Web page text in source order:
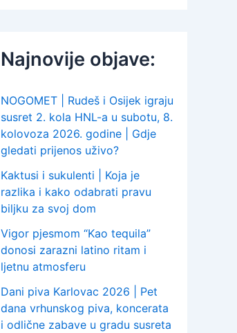
:
Najnovije objave:
NOGOMET | Rudeš i Osijek igraju
susret 2. kola HNL-a u subotu, 8.
kolovoza 2026. godine | Gdje
gledati prijenos uživo?
Kaktusi i sukulenti | Koja je
razlika i kako odabrati pravu
biljku za svoj dom
Vigor pjesmom “Kao tequila”
donosi zarazni latino ritam i
ljetnu atmosferu
Dani piva Karlovac 2026 | Pet
dana vrhunskog piva, koncerata
i odlične zabave u gradu susreta